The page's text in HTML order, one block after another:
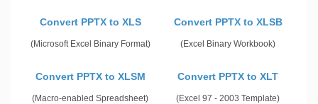
Convert PPTX to XLS
(Microsoft Excel Binary Format)
Convert PPTX to XLSB
(Excel Binary Workbook)
Convert PPTX to XLSM
(Macro-enabled Spreadsheet)
Convert PPTX to XLT
(Excel 97 - 2003 Template)